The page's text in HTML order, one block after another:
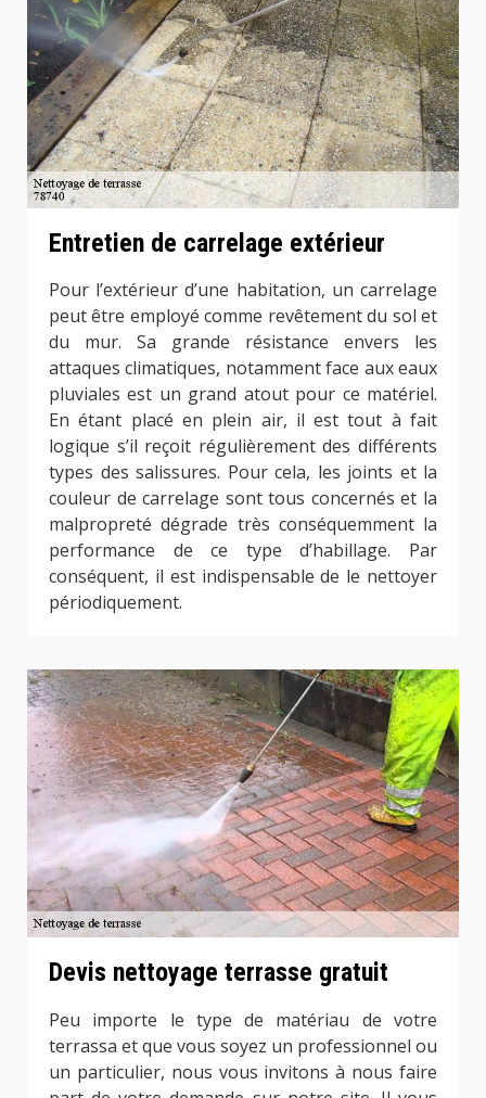
Entretien de carrelage extérieur
Pour l’extérieur d’une habitation, un carrelage
peut être employé comme revêtement du sol et
du mur. Sa grande résistance envers les
attaques climatiques, notamment face aux eaux
pluviales est un grand atout pour ce matériel.
En étant placé en plein air, il est tout à fait
logique s’il reçoit régulièrement des différents
types des salissures. Pour cela, les joints et la
couleur de carrelage sont tous concernés et la
malpropreté dégrade très conséquemment la
performance de ce type d’habillage. Par
conséquent, il est indispensable de le nettoyer
périodiquement.
Devis nettoyage terrasse gratuit
Peu importe le type de matériau de votre
terrassa et que vous soyez un professionnel ou
un particulier, nous vous invitons à nous faire